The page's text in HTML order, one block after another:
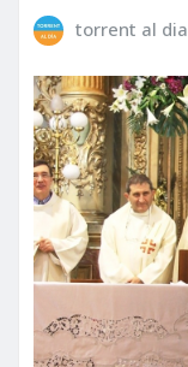
torrent al dia